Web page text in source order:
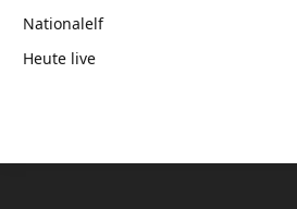
Nationalelf
Heute live